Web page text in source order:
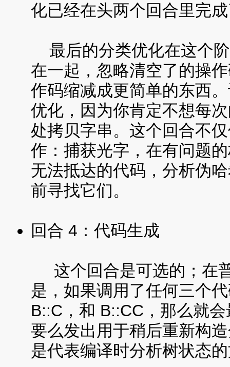
化已经在头两个回合里完
最后的分类优化在这个
在一起，忽略清空了的操
作码缩减成更简单的东西
优化，因为你肯定不想每
处拷贝字串。这个回合不
作：捕获光字，在有问题
无法抵达的代码，分析伪
前寻找它们。
回合 4：代码生成
这个回合是可选的；在
是，如果调用了任何三个
B::C，和 B::CC，那么就
要么发出用于稍后重新构
是代表编译时分析树状态